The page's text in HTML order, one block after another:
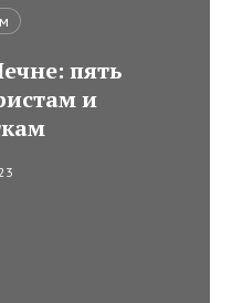
пять
и